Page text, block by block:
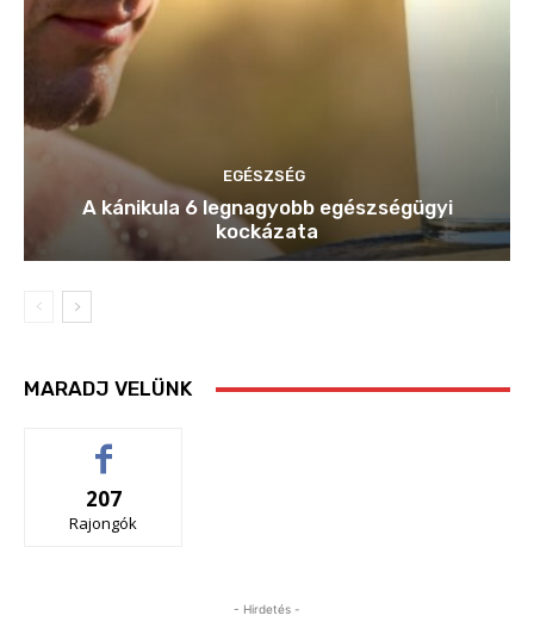
EGÉSZSÉG
A kánikula 6 legnagyobb egészségügyi
kockázata
MARADJ VELÜNK
207
Rajongók
- Hirdetés -